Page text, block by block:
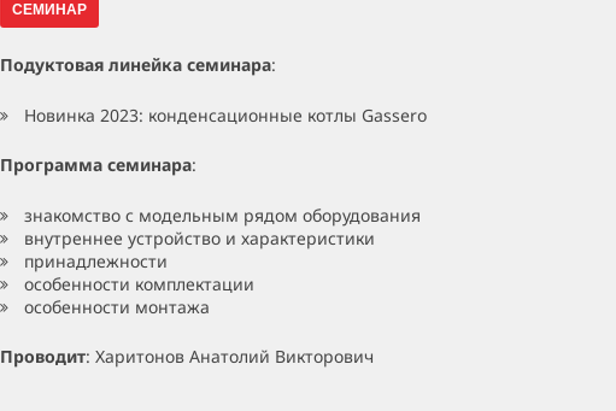
СЕМИНАР
Подуктовая линейка семинара:
Новинка 2023: конденсационные котлы Gassero
Программа семинара:
знакомство с модельным рядом оборудования
внутреннее устройство и характеристики
принадлежности
особенности комплектации
особенности монтажа
Проводит: Харитонов Анатолий Викторович